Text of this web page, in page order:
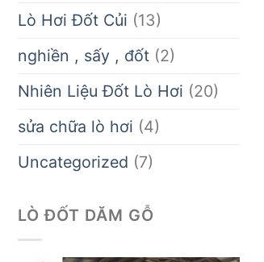
Lò Hơi Đốt Củi (13)
nghiền , sấy , đốt (2)
Nhiên Liệu Đốt Lò Hơi (20)
sửa chữa lò hơi (4)
Uncategorized (7)
LÒ ĐỐT DĂM GỖ